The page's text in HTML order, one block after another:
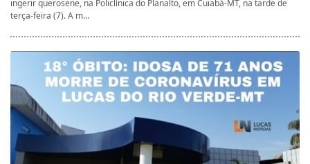
ingerir querosene, na Policlínica do Planalto, em Cuiabá-MT, na tarde de
terça-feira (7). A m...